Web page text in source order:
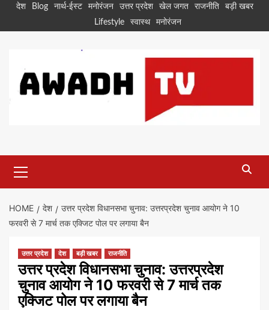
Skipदेश Blog नार्थ-ईस्ट मनोरंजन उत्तर प्रदेश खेल जगत राजनीति
बड़ी खबर
Lifestyle
स्वास्थ मनोरंजन
Menu
HOME देश
उत्तर प्रदेश विधानसभा चुनाव: उत्तरप्रदेश चुनाव आयोग ने 10
फरवरी से 7 मार्च तक एक्जिट पोल पर लगाया बैन
उत्तर प्रदेश देश बड़ी खबर राजनीति
उत्तर प्रदेश विधानसभा चुनाव: उत्तरप्रदेश
चुनाव आयोग ने 10 फरवरी से 7 मार्च तक
एक्जिट पोल पर लगाया बैन